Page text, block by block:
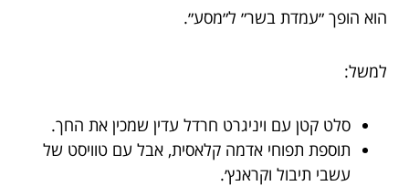
הוא הופך ״עמדת בשר״ ל״מסע״.
למשל:
סלט קטן עם ויניגרט חרדל עדין שמכין את החך.
תוספת תפוחי אדמה קלאסית, אבל עם טוויסט של
עשבי תיבול וקראנץ׳.